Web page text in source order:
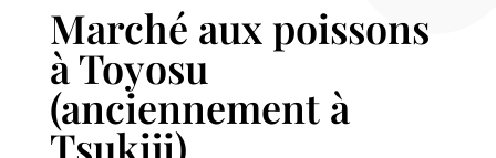
Marché aux poissons
à Toyosu
(anciennement à
Tsukiji)